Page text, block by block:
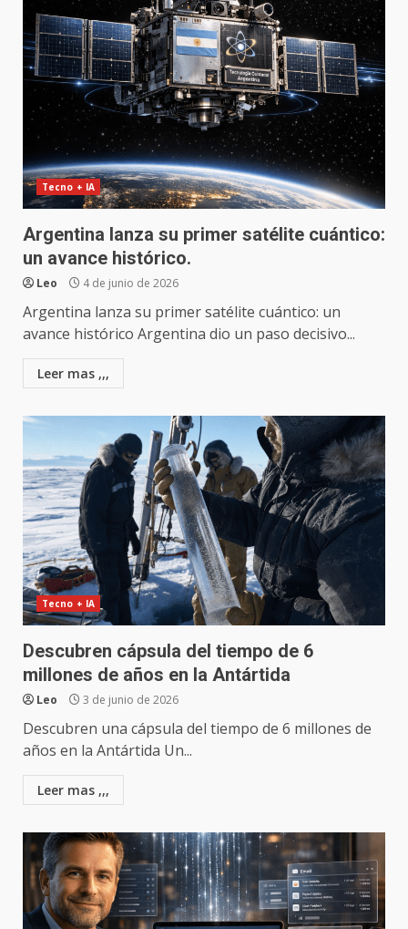
Tecno + IA
Argentina lanza su primer satélite cuántico:
un avance histórico.
Leo 4 de junio de 2026
Argentina lanza su primer satélite cuántico: un
avance histórico Argentina dio un paso decisivo...
Leer mas ,,,
Tecno + IA
Descubren cápsula del tiempo de 6
millones de años en la Antártida
Leo 3 de junio de 2026
Descubren una cápsula del tiempo de 6 millones de
años en la Antártida Un...
Leer mas ,,,